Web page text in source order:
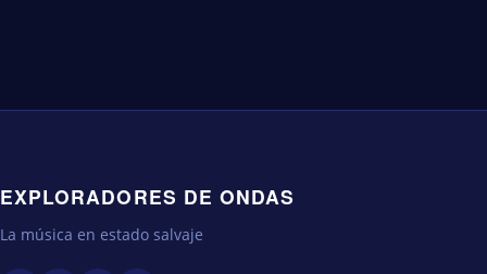
EXPLORADORES DE ONDAS
La música en estado salvaje